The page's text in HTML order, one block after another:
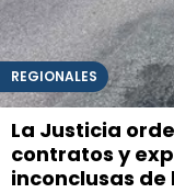
REGIONALES
La Justicia
contratos y
inconclusas de